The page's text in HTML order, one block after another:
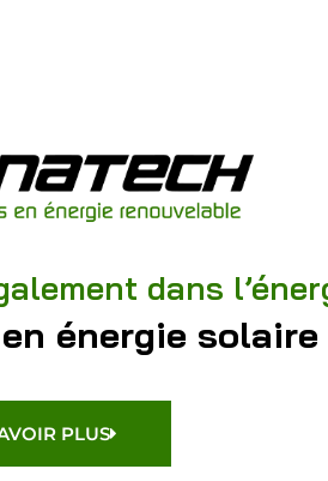
dans
énergie
PLUS